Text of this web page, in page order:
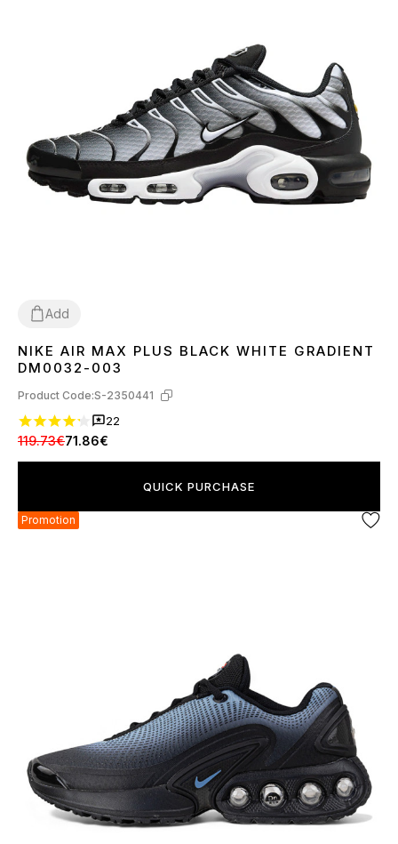
Add
3637 38 39 404142 434445
NIKE AIR MAX PLUS BLACK WHITE GRADIENT
DM0032-003
Product Code:S-2350441
22
119.73€71.86€
QUICK PURCHASE
Promotion